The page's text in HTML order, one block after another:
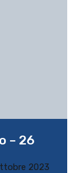
– 26
2023